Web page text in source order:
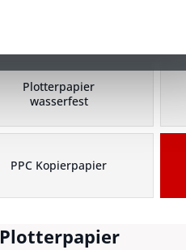
Plotterpapier
wasserfest
PPC Kopierpapier
Plotterpapier